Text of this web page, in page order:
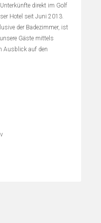
direkt im Golf
Hotel seit Juni 2013.
der Badezimmer, ist
Gäste mittels
Ausblick auf den